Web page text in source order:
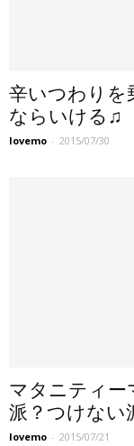
辛いつわりを
ならいける♫
lovemo - 2015/07/30
マタニティー
派？つけない
lovemo - 2015/07/21